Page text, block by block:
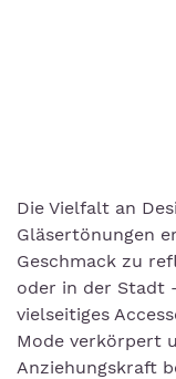
Die Vielfalt an
Gläsertönungen
Geschmack zu
oder in der Stadt
vielseitiges
Mode verkörpert
Anziehungskraft